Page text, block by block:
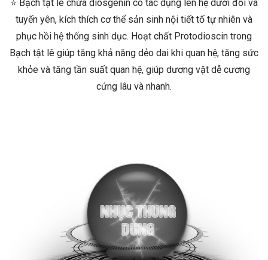
⭐ Bạch tật lê chứa diosgenin có tác dụng lên hệ dưới đồi và
tuyến yên, kích thích cơ thể sản sinh nội tiết tố tự nhiên và
phục hồi hệ thống sinh dục. Hoạt chất Protodioscin trong
Bạch tật lê giúp tăng khả năng dẻo dai khi quan hệ, tăng sức
khỏe và tăng tần suất quan hệ, giúp dương vật dễ cương
cứng lâu và nhanh.